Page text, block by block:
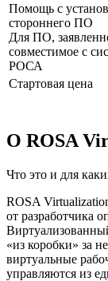
Помощь с
стороннего ПО
Для ПО,
совместимое с
РОСА
Стартовая цена
О ROSA
Что это и для
ROSA
от разработчика
«из коробки» за
виртуальные
управляются из